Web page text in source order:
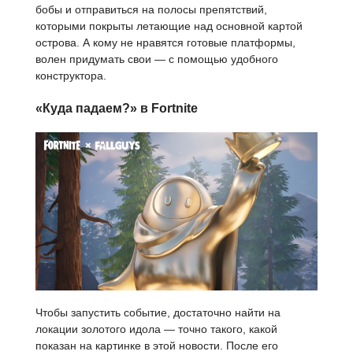
бобы и отправиться на полосы препятствий,
которыми покрыты летающие над основной картой
острова. А кому не нравятся готовые платформы,
волен придумать свои — с помощью удобного
конструктора.
«Куда падаем?» в Fortnite
Чтобы запустить событие, достаточно найти на
локации золотого идола — точно такого, какой
показан на картинке в этой новости. После его